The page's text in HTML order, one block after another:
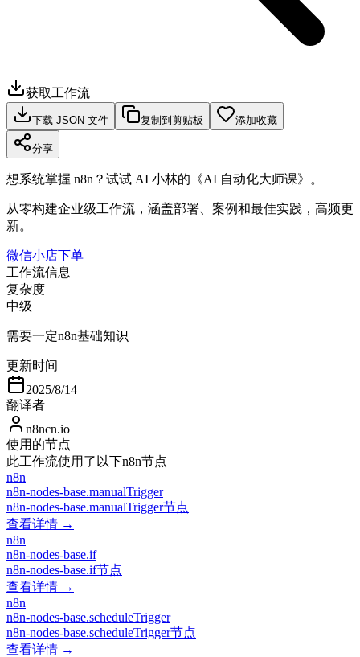
获取工作流
下载 JSON 文件 复制到剪贴板 添加收藏
分享
想系统掌握 n8n？试试 AI 小林的《AI 自动化大师课》。
从零构建企业级工作流，涵盖部署、案例和最佳实践，高频更
新。
微信小店下单
工作流信息
复杂度
中级
需要一定n8n基础知识
更新时间
2025/8/14
翻译者
n8ncn.io
使用的节点
此工作流使用了以下n8n节点
n8n
n8n-nodes-base.manualTrigger
n8n-nodes-base.manualTrigger节点
查看详情 →
n8n
n8n-nodes-base.if
n8n-nodes-base.if节点
查看详情 →
n8n
n8n-nodes-base.scheduleTrigger
n8n-nodes-base.scheduleTrigger节点
查看详情 →